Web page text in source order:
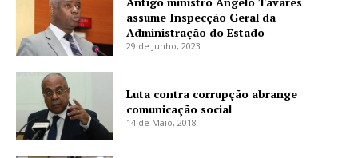
assume Inspecção Geral da
Administração do Estado
29 de Junho, 2023
Luta contra corrupção abrange
comunicação social
14 de Maio, 2018